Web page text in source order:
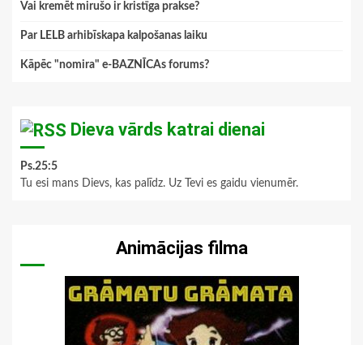
Vai kremēt mirušo ir kristīga prakse?
Par LELB arhibīskapa kalpošanas laiku
Kāpēc "nomira" e-BAZNĪCAs forums?
Dieva vārds katrai dienai
Ps.25:5
Tu esi mans Dievs, kas palīdz. Uz Tevi es gaidu vienumēr.
Animācijas filma